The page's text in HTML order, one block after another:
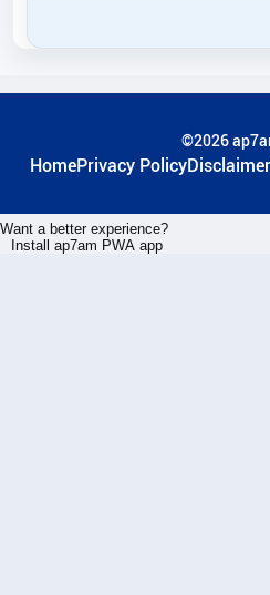
©2026
HomePrivacy PolicyDisclaimer
Want a better experience?
Install ap7am PWA app